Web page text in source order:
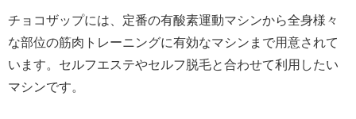
チョコザップには、定番の有酸素運動マシンから全身様々
な部位の筋肉トレーニングに有効なマシンまで用意されて
います。セルフエステやセルフ脱毛と合わせて利用したい
マシンです。